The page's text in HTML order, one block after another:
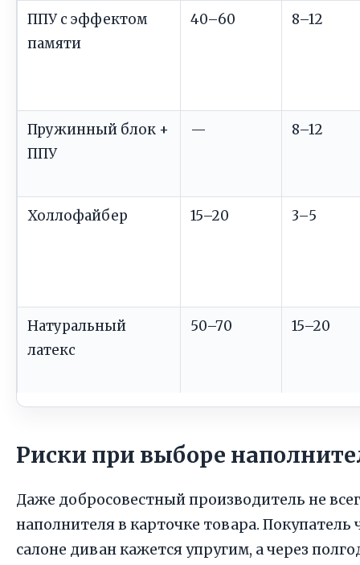
ППУ с эффектом
памяти
40–60 8–12
Пружинный блок +
ППУ
— 8–12
Холлофайбер 15–20 3–5
Натуральный
латекс
50–70 15–20
Риски при выборе
Даже добросовестный производитель не
наполнителя в карточке товара. Покупатель
салоне диван кажется упругим, а через